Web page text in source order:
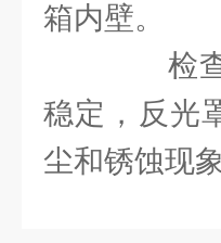
箱内壁。
检查
稳定，反光
尘和锈蚀现象